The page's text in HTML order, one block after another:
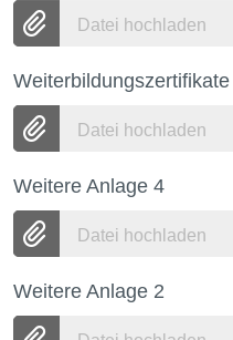
Datei hochladen
Datei hochladen
Weitere Anlage 4
Datei hochladen
Weitere Anlage 2